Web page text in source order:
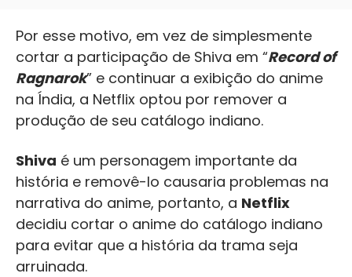
Por esse motivo, em vez de simplesmente
cortar a participação de Shiva em “Record of
Ragnarok” e continuar a exibição do anime
na Índia, a Netflix optou por remover a
produção de seu catálogo indiano.
Shiva é um personagem importante da
história e removê-lo causaria problemas na
narrativa do anime, portanto, a Netflix
decidiu cortar o anime do catálogo indiano
para evitar que a história da trama seja
arruinada.